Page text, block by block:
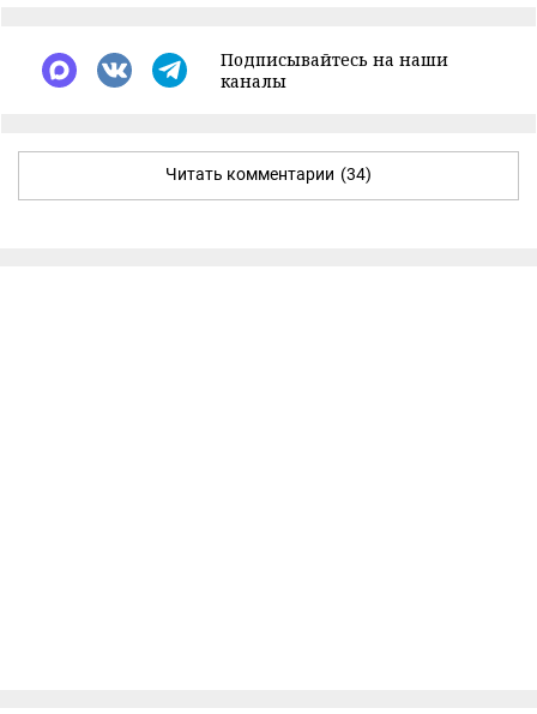
Подписывайтесь на наши
каналы
Читать комментарии (34)